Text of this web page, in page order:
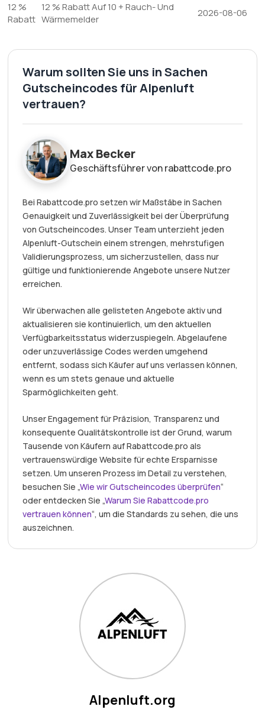
12 %
Rabatt
12 % Rabatt Auf 10 + Rauch- Und
Wärmemelder
2026-08-06
Warum sollten Sie uns in Sachen
Gutscheincodes für Alpenluft
vertrauen?
Max Becker
Geschäftsführer von rabattcode.pro
Bei Rabattcode.pro setzen wir Maßstäbe in Sachen
Genauigkeit und Zuverlässigkeit bei der Überprüfung
von Gutscheincodes. Unser Team unterzieht jeden
Alpenluft-Gutschein einem strengen, mehrstufigen
Validierungsprozess, um sicherzustellen, dass nur
gültige und funktionierende Angebote unsere Nutzer
erreichen.
Wir überwachen alle gelisteten Angebote aktiv und
aktualisieren sie kontinuierlich, um den aktuellen
Verfügbarkeitsstatus widerzuspiegeln. Abgelaufene
oder unzuverlässige Codes werden umgehend
entfernt, sodass sich Käufer auf uns verlassen können,
wenn es um stets genaue und aktuelle
Sparmöglichkeiten geht.
Unser Engagement für Präzision, Transparenz und
konsequente Qualitätskontrolle ist der Grund, warum
Tausende von Käufern auf Rabattcode.pro als
vertrauenswürdige Website für echte Ersparnisse
setzen. Um unseren Prozess im Detail zu verstehen,
besuchen Sie „Wie wir Gutscheincodes überprüfen“
oder entdecken Sie „Warum Sie Rabattcode.pro
vertrauen können“, um die Standards zu sehen, die uns
auszeichnen.
Alpenluft.org